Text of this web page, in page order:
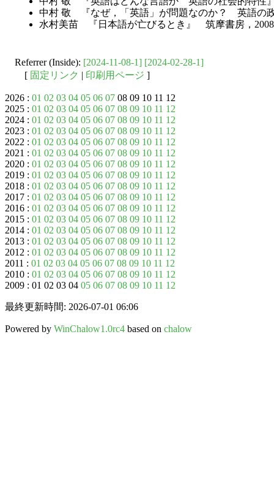
中村 敬 『なぜ，「英語」が問題なのか？ 英語の
水村美苗 『日本語が亡びるとき』 筑摩書房，
Referrer (Inside): [2024-11-08-1] [2024-02-28-1]
[ 固定リンク | 印刷用ページ ]
2026 : 01 02 03 04 05 06 07 08 09 10 11 12
2025 : 01 02 03 04 05 06 07 08 09 10 11 12
2024 : 01 02 03 04 05 06 07 08 09 10 11 12
2023 : 01 02 03 04 05 06 07 08 09 10 11 12
2022 : 01 02 03 04 05 06 07 08 09 10 11 12
2021 : 01 02 03 04 05 06 07 08 09 10 11 12
2020 : 01 02 03 04 05 06 07 08 09 10 11 12
2019 : 01 02 03 04 05 06 07 08 09 10 11 12
2018 : 01 02 03 04 05 06 07 08 09 10 11 12
2017 : 01 02 03 04 05 06 07 08 09 10 11 12
2016 : 01 02 03 04 05 06 07 08 09 10 11 12
2015 : 01 02 03 04 05 06 07 08 09 10 11 12
2014 : 01 02 03 04 05 06 07 08 09 10 11 12
2013 : 01 02 03 04 05 06 07 08 09 10 11 12
2012 : 01 02 03 04 05 06 07 08 09 10 11 12
2011 : 01 02 03 04 05 06 07 08 09 10 11 12
2010 : 01 02 03 04 05 06 07 08 09 10 11 12
2009 : 01 02 03 04 05 06 07 08 09 10 11 12
最終更新時間: 2026-07-01 06:06
Powered by WinChalow1.0rc4 based on chalow